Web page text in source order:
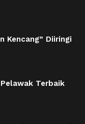
Kencang” Diiringi
Pelawak Terbaik